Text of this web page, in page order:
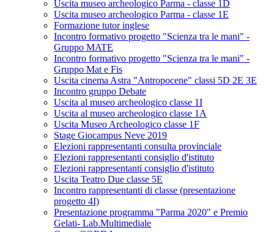
Uscita museo archeologico Parma - classe 1D
Uscita museo archeologico Parma - classe 1E
Formazione tutor inglese
Incontro formativo progetto "Scienza tra le mani" -
Gruppo MATE
Incontro formativo progetto "Scienza tra le mani" -
Gruppo Mat e Fis
Uscita cinema Astra "Antropocene" classi 5D 2E 3E
Incontro gruppo Debate
Uscita al museo archeologico classe 1I
Uscita al museo archeologico classe 1A
Uscita Museo Archeologico classe 1F
Stage Giocampus Neve 2019
Elezioni rappresentanti consulta provinciale
Elezioni rappresentanti consiglio d'istituto
Elezioni rappresentanti consiglio d'istituto
Uscita Teatro Due classe 5E
Incontro rappresentanti di classe (presentazione
progetto 4I)
Presentazione programma "Parma 2020" e Premio
Gelati- Lab.Multimediale